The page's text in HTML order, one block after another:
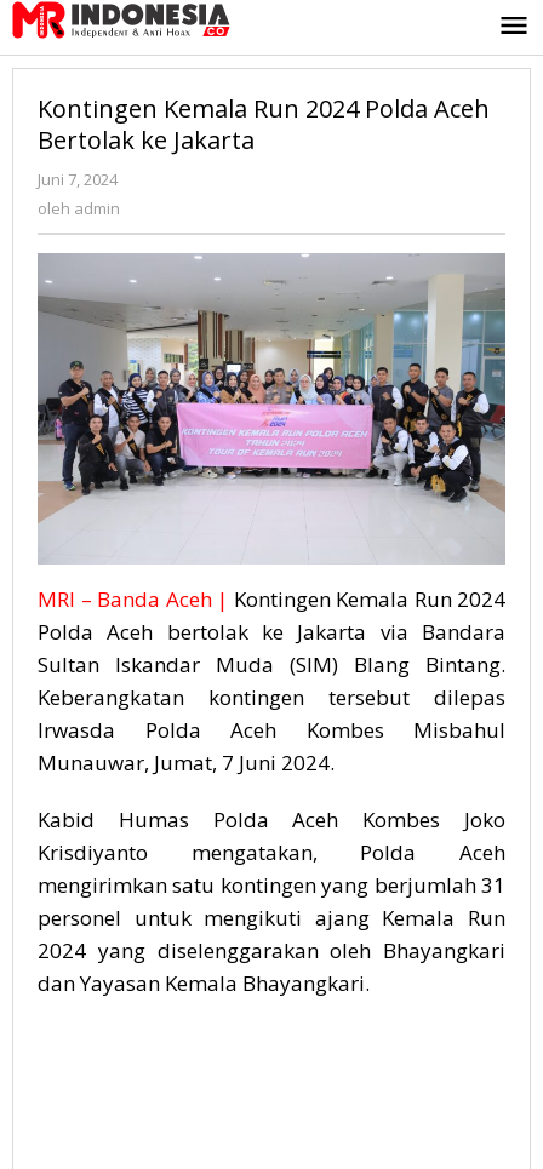
Lewati
ke
konten
Kontingen Kemala Run 2024 Polda Aceh
Bertolak ke Jakarta
Juni 7, 2024
oleh admin
MRI – Banda Aceh | Kontingen Kemala Run 2024
Polda Aceh bertolak ke Jakarta via Bandara
Sultan Iskandar Muda (SIM) Blang Bintang.
Keberangkatan kontingen tersebut dilepas
Irwasda Polda Aceh Kombes Misbahul
Munauwar, Jumat, 7 Juni 2024.
Kabid Humas Polda Aceh Kombes Joko
Krisdiyanto mengatakan, Polda Aceh
mengirimkan satu kontingen yang berjumlah 31
personel untuk mengikuti ajang Kemala Run
2024 yang diselenggarakan oleh Bhayangkari
dan Yayasan Kemala Bhayangkari.